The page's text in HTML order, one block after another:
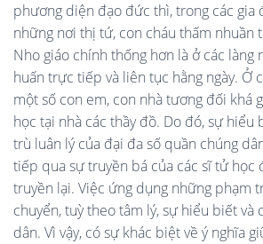
phương diện đạo đức thì, trong các gia
những nơi thị tứ, con cháu thấm nhuần
Nho giáo chính thống hơn là ở các làng
huấn trực tiếp và liên tục hằng ngày. Ở
một số con em, con nhà tương đối khá
học tại nhà các thầy đồ. Do đó, sự hiểu
trù luân lý của đại đa số quần chúng
tiếp qua sự truyền bá của các sĩ tử học
truyền lại. Việc ứng dụng những phạm
chuyển, tuỳ theo tâm lý, sự hiểu biết và
dân. Vì vậy, có sự khác biệt về ý nghĩa